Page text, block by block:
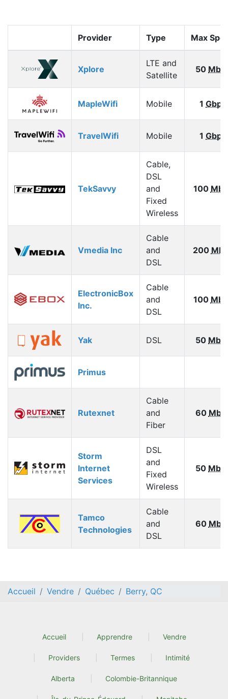
Provider Type Max
Xplore
LTE and
Satellite
50
MapleWifi Mobile 1 Gbps
TravelWifi Mobile 1 Gbps
TekSavvy
Cable,
DSL
and
Fixed
Wireless
100
Vmedia Inc
Cable
and
DSL
200
ElectronicBox
Inc.
Cable
and
DSL
100
Yak DSL 50
Primus
Rutexnet
Cable
and
Fiber
60
Storm
Internet
Services
DSL
and
Fixed
Wireless
50
Tamco
Technologies
Cable
and
DSL
60
Accueil Vendre Québec Berry, QC
Accueil Apprendre Vendre
Providers Termes Intimité
Alberta Colombie-Britannique